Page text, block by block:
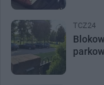
TCZ24